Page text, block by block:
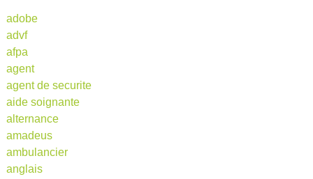
adobe
advf
afpa
agent
agent de securite
aide soignante
alternance
amadeus
ambulancier
anglais